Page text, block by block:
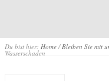
Du bist hier: Home/Bleiben Sie mit
Wasserschaden